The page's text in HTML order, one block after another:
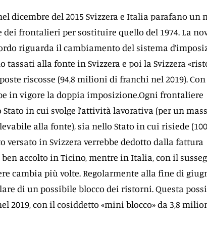
dicembre del 2015 Svizzera e Italia parafano un
dei frontalieri per sostituire quello del 1974. La
riguarda il cambiamento del sistema
tassati alla fonte in Svizzera e poi la Svizzera
riscosse (94,8 milioni di franchi nel 2019).
in vigore la doppia imposizione.Ogni frontaliere
Stato in cui svolge l’attività lavorativa (per un
alla fonte), sia nello Stato in cui risiede
versato in Svizzera verrebbe dedotto dalla fattura
accolto in Ticino, mentre in Italia, con il
cambia più volte. Regolarmente alla fine di
di un possibile blocco dei ristorni. Questa
2019, con il cosiddetto «mini blocco» da 3,8